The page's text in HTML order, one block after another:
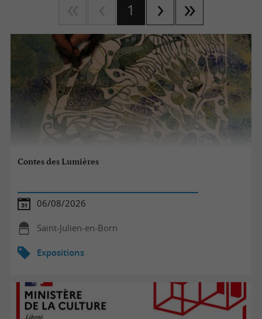
1
Contes des Lumières
06/08/2026
Saint-Julien-en-Born
Expositions